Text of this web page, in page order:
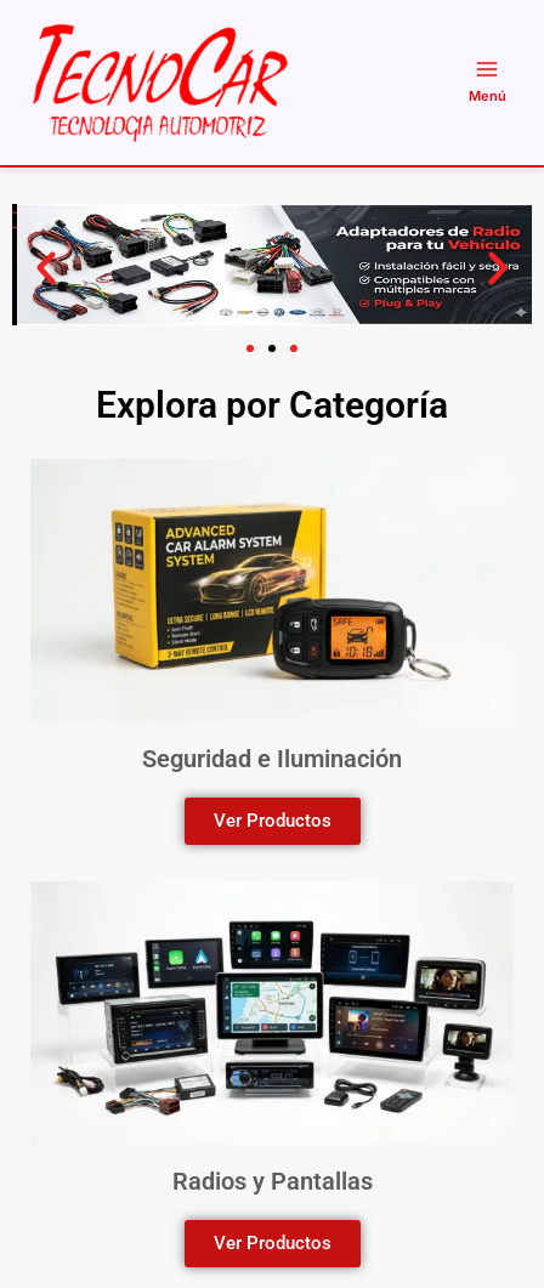
contenido
Explora por Categoría
Seguridad e Iluminación
Ver Productos
Radios y Pantallas
Ver Productos